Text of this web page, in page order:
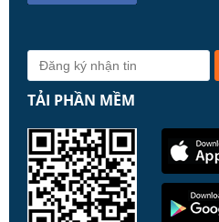
TẢI PHẦN MỀM